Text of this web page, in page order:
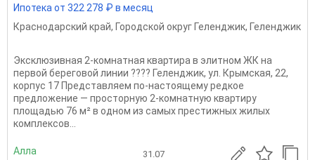
Ипотека от 322 278 ₽ в месяц
Краснодарский край, Городской округ Геленджик, Геленджик
Эксклюзивная 2-комнатная квартира в элитном ЖК на
первой береговой линии ???? Геленджик, ул. Крымская, 22,
корпус 17 Представляем по-настоящему редкое
предложение — просторную 2-комнатную квартиру
площадью 76 м² в одном из самых престижных жилых
комплексов...
Алла 31.07